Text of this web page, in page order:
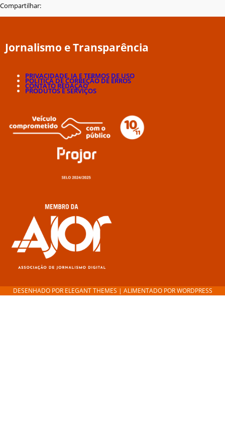
Compartilhar:
Jornalismo e Transparência
PRIVACIDADE, IA E TERMOS DE USO
POLÍTICA DE CORREÇÃO DE ERROS
CONTATO REDAÇÃO
PRODUTOS E SERVIÇOS
DESENHADO POR ELEGANT THEMES | ALIMENTADO PORWORDPRESS